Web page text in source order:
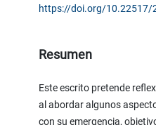
https://doi.org/10.22517/
Resumen
Este escrito pretende
al abordar algunos
con su emergencia,